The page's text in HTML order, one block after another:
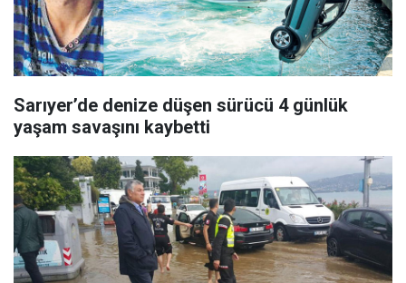
Sarıyer’de denize düşen sürücü 4 günlük
yaşam savaşını kaybetti